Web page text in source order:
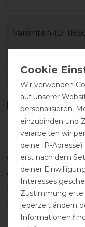
Varianten-ID:
EAN:
5
4
3
2
1
Wir verwenden
auf unserer
personalisieren,
einzubinden und
verarbeiten wir
deine IP-
erst nach dem
deiner
Interesses
Zustimmung
jederzeit ändern
Informationen